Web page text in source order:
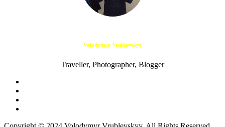
Volodymyr Vrublevskyy
Traveller, Photographer, Blogger